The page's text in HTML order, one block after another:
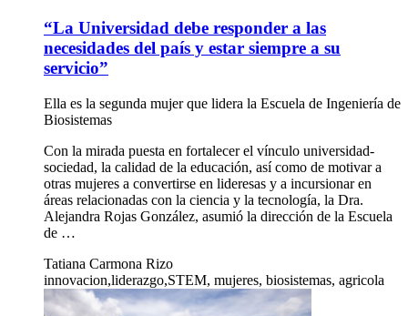
“La Universidad debe responder a las
necesidades del país y estar siempre a su
servicio”
Ella es la segunda mujer que lidera la Escuela de Ingeniería de
Biosistemas
Con la mirada puesta en fortalecer el vínculo universidad-
sociedad, la calidad de la educación, así como de motivar a
otras mujeres a convertirse en lideresas y a incursionar en
áreas relacionadas con la ciencia y la tecnología, la Dra.
Alejandra Rojas González, asumió la dirección de la Escuela
de …
Tatiana Carmona Rizo
innovacion,liderazgo,STEM, mujeres, biosistemas, agricola